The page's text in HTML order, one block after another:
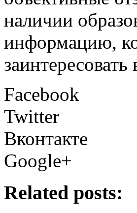
наличии
информацию,
Facebook
Twitter
Вконтакте
Google+
Related posts: